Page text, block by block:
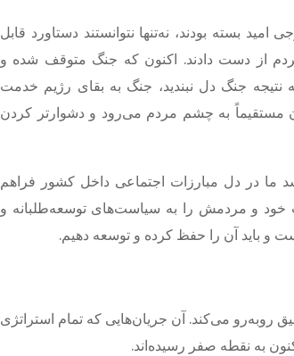
امید بسته بودند، نه‌تنها نتوانستند دستاورد قابل
از دست دادند.
اکنون که جنگ متوقف شده و
جنگ دل نبندید، جنگ به بقای رژیم خدمت
مستقیماً به چشم مردم می‌رود و دشوارتر کردن
در دل مبارزات اجتماعی داخل کشور فراهم
خود و مردمش را به سیاست‌های توسعه‌طلبانه و
و باید آن را حفظ کرده و توسعه دهیم.
روبه‌رو می‌کند. آن جریان‌هایی که تمام استراتژی
به نقطه صفر رسیده‌اند.